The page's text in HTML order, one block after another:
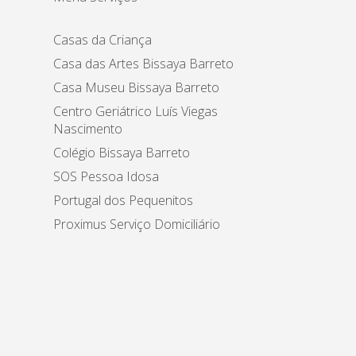
Casas da Criança
Casa das Artes Bissaya Barreto
Casa Museu Bissaya Barreto
Centro Geriátrico Luís Viegas
Nascimento
Colégio Bissaya Barreto
SOS Pessoa Idosa
Portugal dos Pequenitos
Proximus Serviço Domiciliário